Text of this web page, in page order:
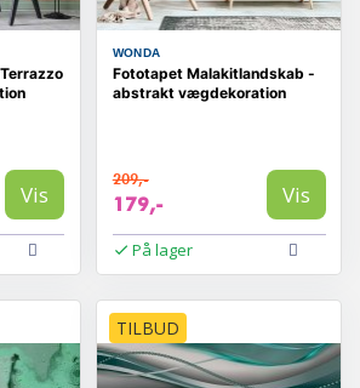
Vis
WONDA
Fototapet Malakitlandskab -
abstrakt vægdekoration
209,-
179,- Vis
På lager
TILBUD